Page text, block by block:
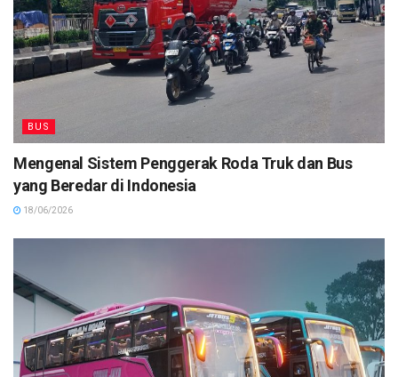
BUS
Mengenal Sistem Penggerak Roda Truk dan Bus
yang Beredar di Indonesia
18/06/2026